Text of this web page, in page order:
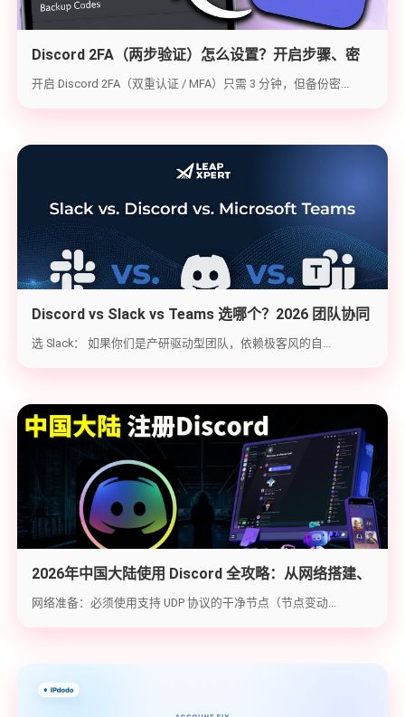
Discord 2FA（两步验证）怎么设置？开启步骤、密
钥备份与炸号救急（2026实战版）
开启 Discord 2FA（双重认证 / MFA）只需 3 分钟，但备份密...
Discord vs Slack vs Teams 选哪个？2026 团队协同
工具实战选型指南
选 Slack： 如果你们是产研驱动型团队，依赖极客风的自...
2026年中国大陆使用 Discord 全攻略：从网络搭建、
账号注册到防封避坑
网络准备：必须使用支持 UDP 协议的干净节点（节点变动...